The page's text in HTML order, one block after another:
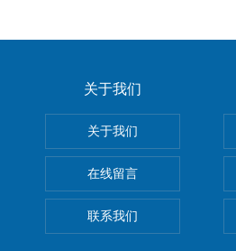
关于我们
关于我们
在线留言
联系我们